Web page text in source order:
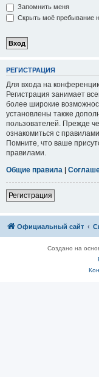
Запомнить меня
Скрыть моё пребывание
РЕГИСТРАЦИЯ
Для входа на
Регистрация занимает
более широкие
установлены также
пользователей. Прежде
ознакомиться с
Помните, что ваше
правилами.
Общие правила |
Регистрация
Официальный сайт
Создано на